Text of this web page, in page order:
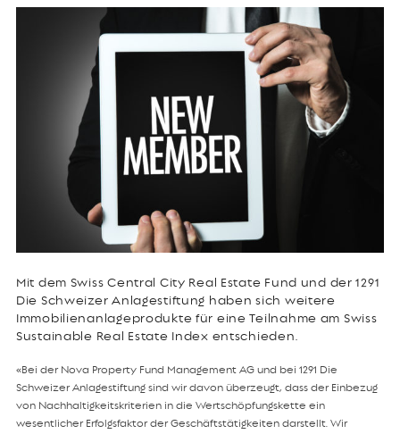
Mit dem Swiss Central City Real Estate Fund und der 1291
Die Schweizer Anlagestiftung haben sich weitere
Immobilienanlageprodukte für eine Teilnahme am Swiss
Sustainable Real Estate Index entschieden.
«Bei der Nova Property Fund Management AG und bei 1291 Die
Schweizer Anlagestiftung sind wir davon überzeugt, dass der Einbezug
von Nachhaltigkeitskriterien in die Wertschöpfungskette ein
wesentlicher Erfolgsfaktor der Geschäftstätigkeiten darstellt. Wir